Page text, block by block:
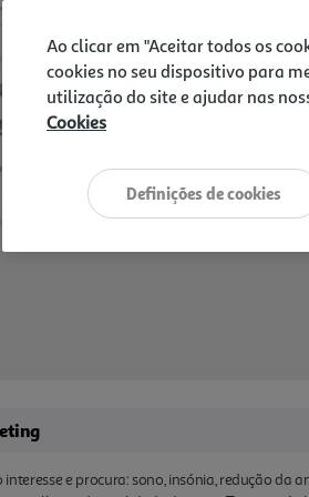
e procura: sono, insónia, redução da
Ao clicar em "Aceitar todos os
cookies no seu dispositivo para
utilização do site e ajudar nas
Cookies
Definições de cookies